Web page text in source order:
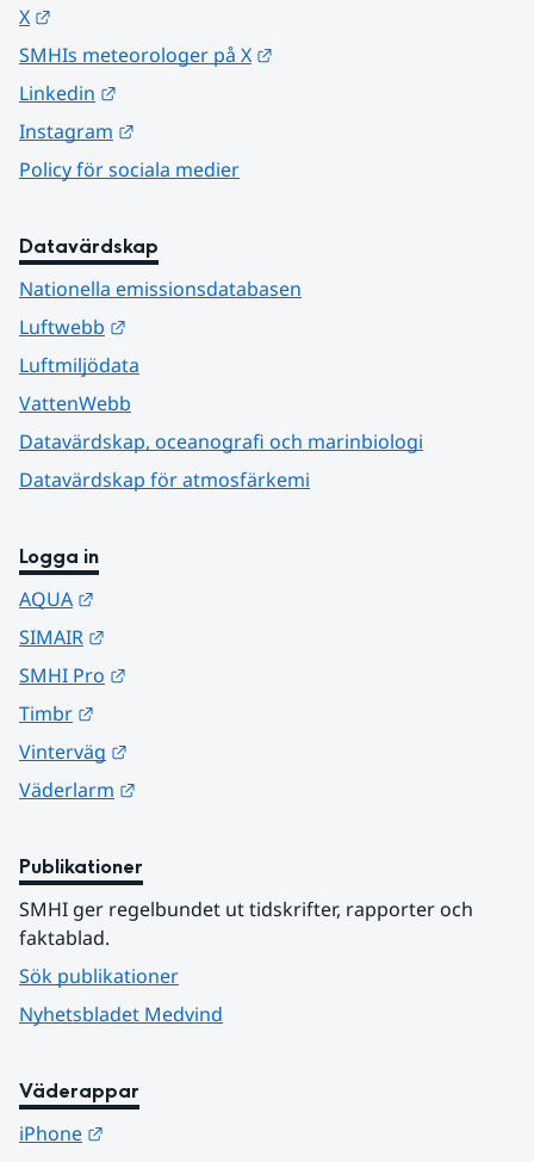
X
SMHIs meteorologer på X
Linkedin
Instagram
Policy för sociala medier
Datavärdskap
Nationella emissionsdatabasen
Luftwebb
Luftmiljödata
VattenWebb
Datavärdskap, oceanografi och marinbiologi
Datavärdskap för atmosfärkemi
Logga in
AQUA
SIMAIR
SMHI Pro
Timbr
Vinterväg
Väderlarm
Publikationer
SMHI ger regelbundet ut tidskrifter, rapporter och
faktablad.
Sök publikationer
Nyhetsbladet Medvind
Väderappar
iPhone